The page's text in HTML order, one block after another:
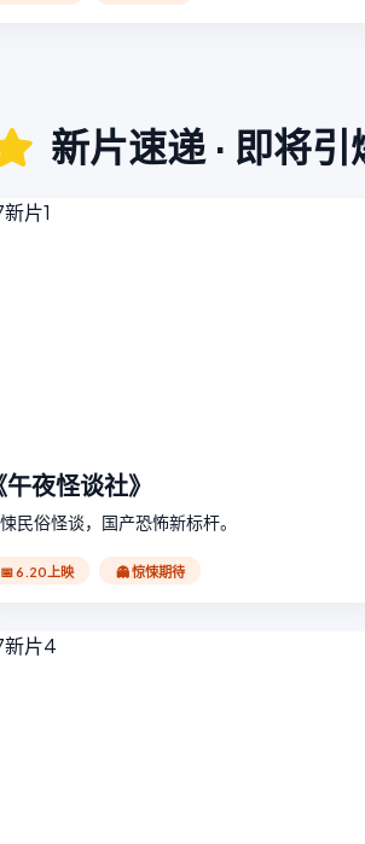
新片速递 · 即将引
午夜怪谈社》
民俗怪谈，国产恐怖新标杆。
📅 6.20上映 👻 惊悚期待